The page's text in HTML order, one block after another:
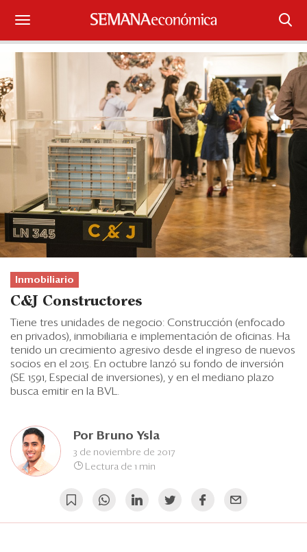
Suscríbase
Portada
¿Qué está pasando?
Sectores y Empresas
Management
Economía y Finanzas
Legal y Política
Eventos
Blogs
Ranking CEO
Inmobiliario
C&J Constructores
Tiene tres unidades de negocio: Construcción (enfocado
en privados), inmobiliaria e implementación de oficinas. Ha
tenido un crecimiento agresivo desde el ingreso de nuevos
socios en el 2015. En octubre lanzó su fondo de inversión
(SE 1591, Especial de inversiones), y en el mediano plazo
busca emitir en la BVL.
Por Bruno Ysla
3 de noviembre de 2017
Lectura de 1 min